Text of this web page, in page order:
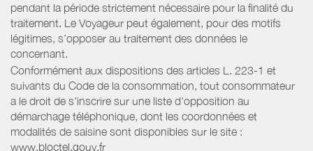
pendant la période strictement nécessaire pour la finalité du
traitement. Le Voyageur peut également, pour des motifs
légitimes, s’opposer au traitement des données le
concernant.
Conformément aux dispositions des articles L. 223-1 et
suivants du Code de la consommation, tout consommateur
a le droit de s'inscrire sur une liste d'opposition au
démarchage téléphonique, dont les coordonnées et
modalités de saisine sont disponibles sur le site :
www.bloctel.gouv.fr